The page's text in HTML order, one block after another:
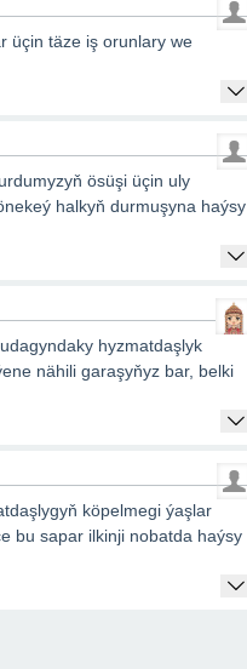
üçin täze iş orunlary we
ösüşi üçin uly
halkyň durmuşyna haýsy
hyzmatdaşlyk
nähili garaşyňyz bar, belki
köpelmegi ýaşlar
bu sapar ilkinji nobatda haýsy